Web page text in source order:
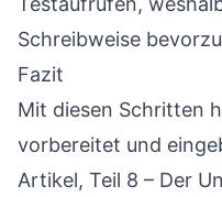
Schreibweise
Fazit
Mit diesen Schritten
vorbereitet und
Artikel, Teil 8 – Der